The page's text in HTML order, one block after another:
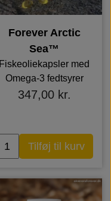
Forever Arctic
Sea™
Fiskeoliekapsler med
Omega-3 fedtsyrer
347,00 kr.
Tilføj til kurv